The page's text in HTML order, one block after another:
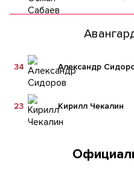
Александр
34
Кирилл Чекалин
23